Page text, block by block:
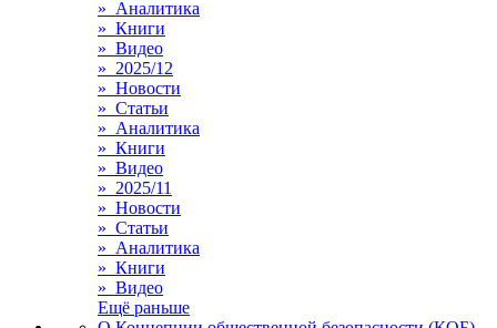
» Аналитика
» Книги
» Видео
» 2025/12
» Новости
» Статьи
» Аналитика
» Книги
» Видео
» 2025/11
» Новости
» Статьи
» Аналитика
» Книги
» Видео
Ещё раньше